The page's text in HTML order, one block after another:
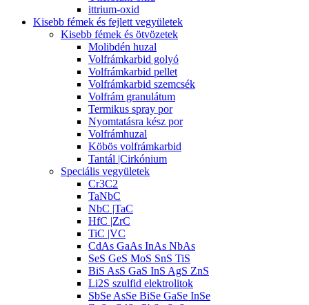
ittrium-oxid
Kisebb fémek és fejlett vegyületek
Kisebb fémek és ötvözetek
Molibdén huzal
Volfrámkarbid golyó
Volfrámkarbid pellet
Volfrámkarbid szemcsék
Volfrám granulátum
Termikus spray por
Nyomtatásra kész por
Volfrámhuzal
Köbös volfrámkarbid
Tantál |Cirkónium
Speciális vegyületek
Cr3C2
TaNbC
NbC |TaC
HfC |ZrC
TiC |VC
CdAs GaAs InAs NbAs
SeS GeS MoS SnS TiS
BiS AsS GaS InS AgS ZnS
Li2S szulfid elektrolitok
SbSe AsSe BiSe GaSe InSe